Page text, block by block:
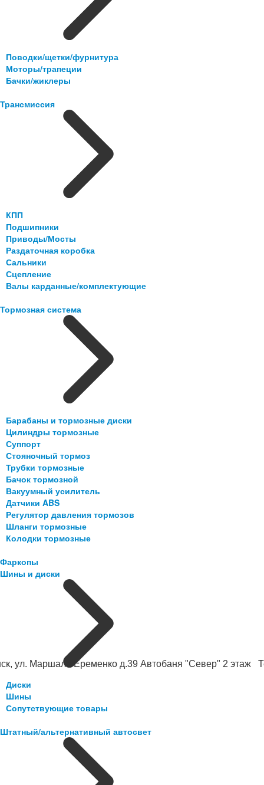
ул. Маршала Еременко д.39 Автобаня "Север" 2 этаж
Поводки/щетки/фурнитура
Моторы/трапеции
Бачки/жиклеры
Трансмиссия
КПП
Подшипники
Приводы/Мосты
Раздаточная коробка
Сальники
Сцепление
Валы карданные/комплектующие
Тормозная система
Барабаны и тормозные диски
Цилиндры тормозные
Суппорт
Стояночный тормоз
Трубки тормозные
Бачок тормозной
Вакуумный усилитель
Датчики ABS
Регулятор давления тормозов
Шланги тормозные
Колодки тормозные
Фаркопы
Шины и диски
Диски
Шины
Сопутствующие товары
Штатный/альтернативный автосвет